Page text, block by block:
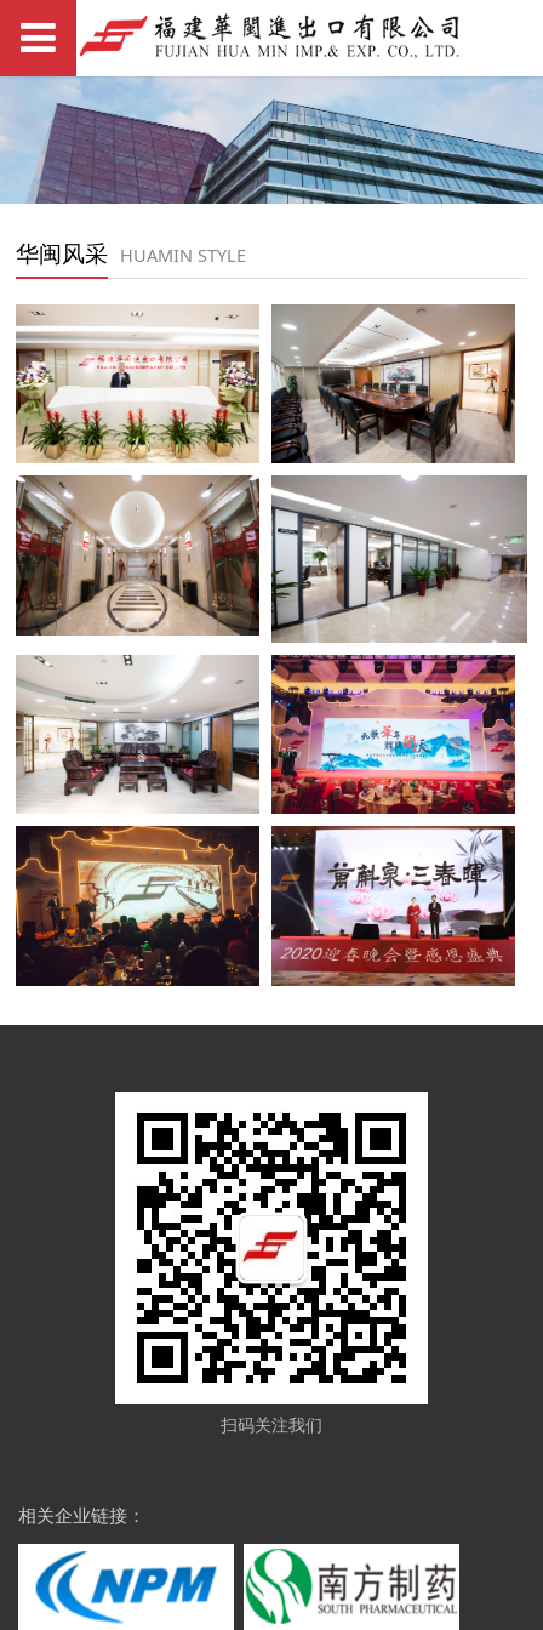
华闽风采 HUAMIN STYLE
扫码关注我们
相关企业链接：